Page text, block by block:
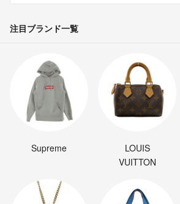
注目ブランド一覧
Supreme
LOUIS
VUITTON